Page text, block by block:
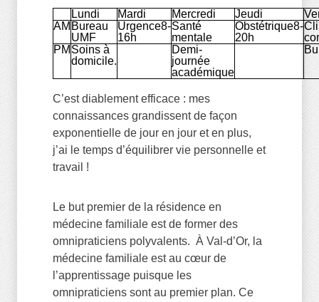
Lundi Mardi Mercredi Jeudi
AM Bureau
UMF
Urgence8-
16h
Santé
mentale
Obstétrique8-
20h
PM Soins à
domicile.
Demi-
journée
académique
C’est diablement efficace : mes
connaissances grandissent de façon
exponentielle de jour en jour et en plus,
j’ai le temps d’équilibrer vie personnelle et
travail !
Le but premier de la résidence en
médecine familiale est de former des
omnipraticiens polyvalents. À Val-d’Or, la
médecine familiale est au cœur de
l’apprentissage puisque les
omnipraticiens sont au premier plan. Ce